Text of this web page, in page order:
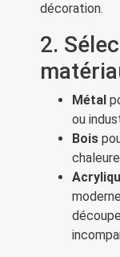
décoration.
2.
Métal
ou
Bois